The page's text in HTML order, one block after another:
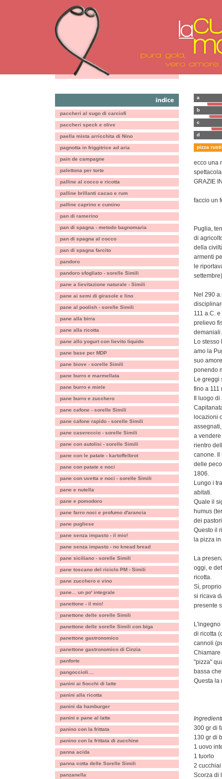
a
b
c
d
paccheri al sugo di carciofi
paccheri speck e olive
paella mista arricchita di Nino
pagnotta in friggitrice ad aria
pain de campagne
palettona per torte
palline al cocco e ricotta
palline brillanti cacao e rum
palline caprino e cumino
pan di ramerino
pan di spagna - metodo bagnomaria
pan di spagna al cocco
pan di spagna farcito
pandoro
pandoro sfogliato - sorelle Simili
pane a lievitazione naturale - Simili
pane ai semi di girasole e lino
pane al poolish - sorelle Simili
pane alla birra
pane alla ricotta
pane allo yogurt con lievito liquido
pane base per MDP
pane biove - sorelle Simili
pane burro e marmellata
pane burro e miele
pane burro e zucchero
pane cafone - sorelle Simili
pane cafone rapido - sorelle Simili
pane casereccio - sorelle Simili
pane con autolisi - sorelle Simili
pane con le patate - kartoffelbrot
pane con patate e noci
pane con uvetta e noci - sorelle Simili
pane e nutella
pane e pomodoro
pane farro noci e profumo d'arancia
pane pugliese
pane senza impasto - il mio!
pane senza impasto - no knead bread
pane siciliano - sorelle Simili
pane toscano del riciclo PM - Simili
pane zucchero e vino
pane... un po' integrale
panettone - il mio!
panettone delle sorelle Simili
panettone delle sorelle Simili con biga
panettone gastronomico
panettone gastronomico di Cinzia
panforte
pangoccioli....
panini ai fiocchi di latte
panini alla ricotta
panini da hamburger
panini e pane al latte
panino con la frittata
panino con la frittata di zucchine
panna acida
panna cotta delle Sorelle Simili
panzanella
pizza
ecco una
GRAZIE
faccio un
Puglia,
di
della
armenti
le
Nel 290
111 a.C.
prelievo
demaniali.
Lo
amo la
suo
ponendo
Le greggi
fino a 111
Il luogo
locazioni
a
rientro
canone. Il
delle
1806.
Lungo i
abitati.
Quale il
humus
dei
Questo il
la pizza
La
oggi, e
ricotta.
Sì,
si ricava
presente
di ricotta
cannoli
Chiamare
"pizza"
bassa
Questa la
300 gr di
130 gr di
1 uovo
1 tuorlo
2
Scorza di